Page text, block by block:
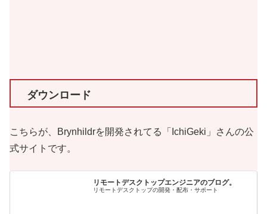
ダウンロード
こちらが、Brynhildrを開発されてる「IchiGeki」さんの公
式サイトです。
リモートデスクトップエンジニアのブログ。
リモートデスクトップの開発・配布・サポート